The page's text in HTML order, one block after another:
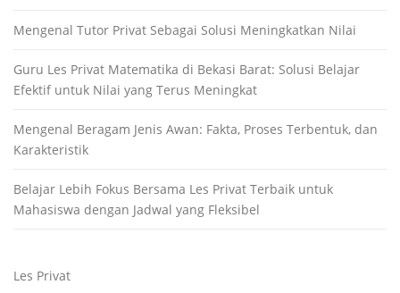
Mengenal Tutor Privat Sebagai Solusi Meningkatkan Nilai
Guru Les Privat Matematika di Bekasi Barat: Solusi Belajar
Efektif untuk Nilai yang Terus Meningkat
Mengenal Beragam Jenis Awan: Fakta, Proses Terbentuk, dan
Karakteristik
Belajar Lebih Fokus Bersama Les Privat Terbaik untuk
Mahasiswa dengan Jadwal yang Fleksibel
Les Privat